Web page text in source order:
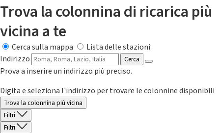
Trova la colonnina di ricarica più
vicina a te
Cerca sulla mappa
Lista delle stazioni
Indirizzo
Cerca
Prova a inserire un indirizzo più preciso.
Digita e seleziona l'indirizzo per trovare le colonnine disponibili
Trova la colonnina piú vicina
Filtri
Filtri